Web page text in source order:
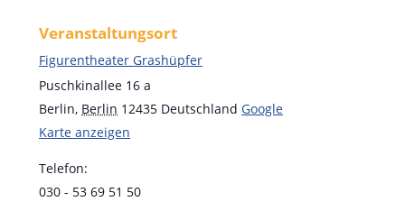
Veranstaltungsort
Figurentheater Grashüpfer
Puschkinallee 16 a
Berlin, Berlin 12435 Deutschland Google
Karte anzeigen
Telefon:
030 - 53 69 51 50